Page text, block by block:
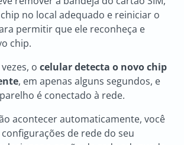
no local adequado e reiniciar o
permitir que ele reconheça e
chip.
ocelular detecta o novo chip
, em apenas alguns segundos, e
é conectado à rede.
acontecer automaticamente, você
de rede do seu